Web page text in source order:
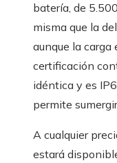
batería, de
misma que la
aunque la carga
certificación
idéntica y es
permite
A cualquier
estará